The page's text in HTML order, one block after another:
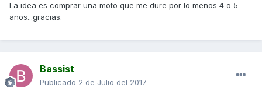
La idea es comprar una moto que me dure por lo menos 4 o 5
años...gracias.
Bassist
Publicado 2 de Julio del 2017